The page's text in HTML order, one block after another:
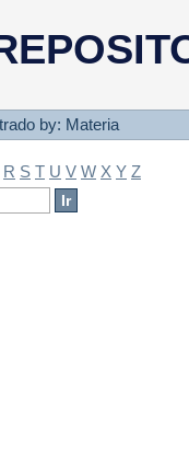
by: Materia
R S T U V W X Y Z